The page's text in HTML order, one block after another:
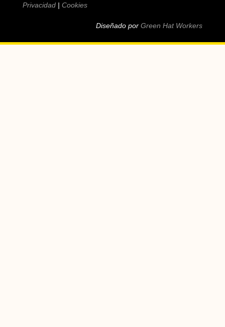
Privacidad| Cookies
Diseñado porGreen Hat Workers